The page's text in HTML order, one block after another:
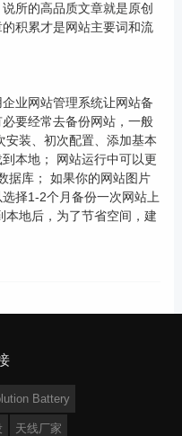
所的高品质文章就是原创
积累才是网站主要词和流
业网站管理系统让网站备
要经常去备份网站，一般
安装、初次配置、添加基本
本地； 网站运行中可以更
据库； 如果你的网站图片
择1-2个月备份一次网站上
地后，为了节省空间，建
Battery
天线厂家